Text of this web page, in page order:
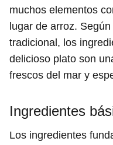
muchos elementos
lugar de arroz.
tradicional, los
delicioso plato son
frescos del mar y
Ingredientes
Los ingredientes